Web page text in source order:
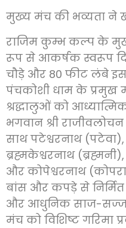
मुख्य मंच की भव्यता ने
राजिम कुम्भ कल्प के
रूप से आकर्षक स्वरूप
चौड़े और 80 फीट लंबे
पंचकोशी धाम के प्रमुख
श्रद्धालुओं को
भगवान श्री
साथ पटेश्वरनाथ
ब्रह्मकेश्वरनाथ
और कोपेश्वरनाथ
बांस और कपड़े से निर्मित
और आधुनिक साज-
मंच को विशिष्ट गरिमा